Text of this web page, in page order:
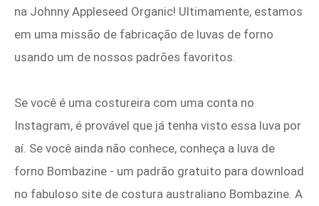
na Johnny Appleseed Organic! Ultimamente, estamos
em uma missão de fabricação de luvas de forno
usando um de nossos padrões favoritos.
Se você é uma costureira com uma conta no
Instagram, é provável que já tenha visto essa luva por
aí. Se você ainda não conhece, conheça a luva de
forno Bombazine - um padrão gratuito para download
no fabuloso site de costura australiano Bombazine. A